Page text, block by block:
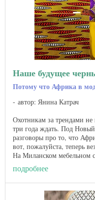
Наше будущее
Потому что Африка в
автор: Янина Катрач
Охотникам за трендами
три года ждать. Под
разговоры про то, что
вот, пожалуйста, теперь
На Миланском мебельном
открывается 17 апреля, ...
подробнее